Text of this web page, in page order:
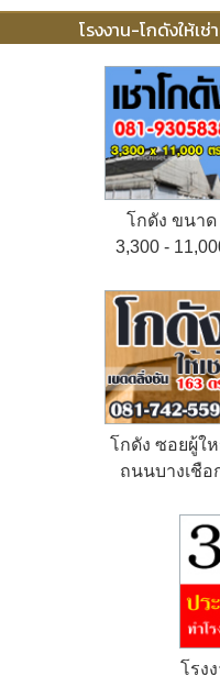
โรงงาน-โกดังให้เ
โกดัง ขนาด
3,300 -
โกดัง ซอยผู้ใ
ถนนบางเชือ
โรง